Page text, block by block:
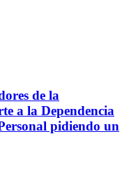
de la
a la Dependencia
pidiendo un